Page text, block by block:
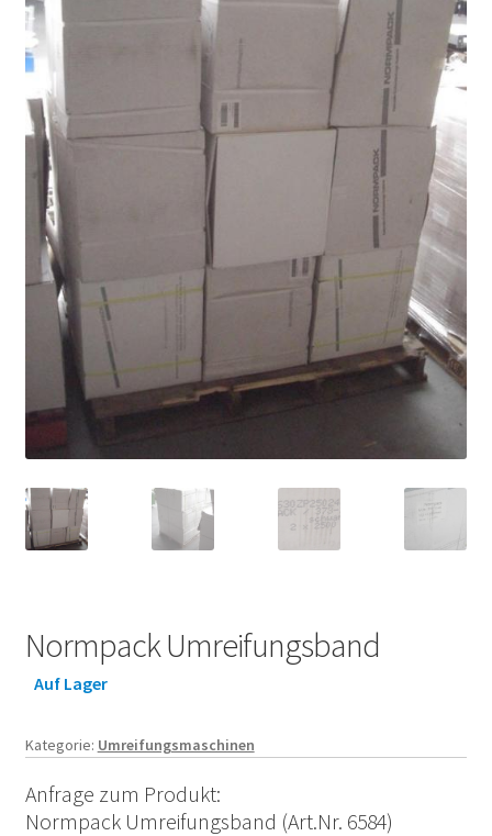
Normpack Umreifungsband
Auf Lager
Kategorie: Umreifungsmaschinen
Anfrage zum Produkt:
Normpack Umreifungsband (Art.Nr. 6584)